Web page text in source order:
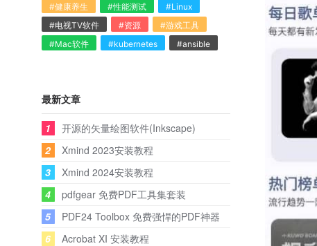
#健康养生
#性能测试
#Linux
#电视TV软件
#资源
#游戏工具
#Mac软件
#kubernetes #ansible
最新文章
1
开源的矢量绘图软件(Inkscape)
2
Xmind 2023安装教程
3
Xmind 2024安装教程
4
pdfgear 免费PDF工具集套装
5
PDF24 Toolbox 免费强悍的PDF神器
6
Acrobat XI 安装教程